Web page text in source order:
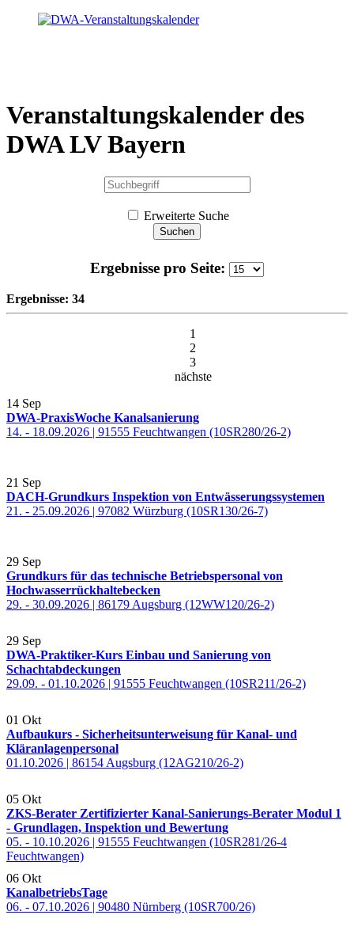
Veranstaltungskalender des
DWA LV Bayern
Erweiterte Suche
Suchen
Ergebnisse pro Seite:
Ergebnisse: 34
1
2
3
nächste
14 Sep
DWA-PraxisWoche Kanalsanierung
14. - 18.09.2026 | 91555 Feuchtwangen (10SR280/26-2)
21 Sep
DACH-Grundkurs Inspektion von Entwässerungssystemen
21. - 25.09.2026 | 97082 Würzburg (10SR130/26-7)
29 Sep
Grundkurs für das technische Betriebspersonal von
Hochwasserrückhaltebecken
29. - 30.09.2026 | 86179 Augsburg (12WW120/26-2)
29 Sep
DWA-Praktiker-Kurs Einbau und Sanierung von
Schachtabdeckungen
29.09. - 01.10.2026 | 91555 Feuchtwangen (10SR211/26-2)
01 Okt
Aufbaukurs - Sicherheitsunterweisung für Kanal- und
Kläranlagenpersonal
01.10.2026 | 86154 Augsburg (12AG210/26-2)
05 Okt
ZKS-Berater Zertifizierter Kanal-Sanierungs-Berater Modul 1
- Grundlagen, Inspektion und Bewertung
05. - 10.10.2026 | 91555 Feuchtwangen (10SR281/26-4
Feuchtwangen)
06 Okt
KanalbetriebsTage
06. - 07.10.2026 | 90480 Nürnberg (10SR700/26)